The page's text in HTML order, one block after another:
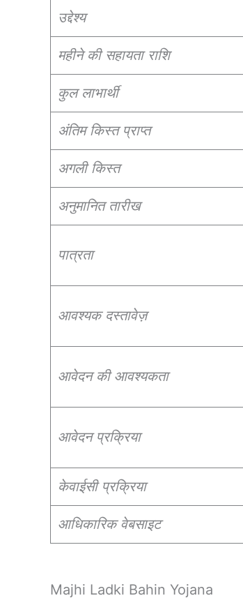
उद्देश्य
महीने की सहायता राशि
कुल लाभार्थी
अंतिम किस्त प्राप्त
अगली किस्त
अनुमानित तारीख
पात्रता
आवश्यक दस्तावेज़
आवेदन की आवश्यकता
आवेदन प्रक्रिया
केवाईसी प्रक्रिया
आधिकारिक वेबसाइट
Majhi Ladki Bahin Yojana